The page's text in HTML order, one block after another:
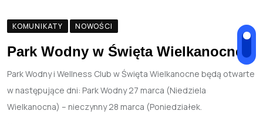
KOMUNIKATY NOWOŚCI
Park Wodny w Święta Wielkanocne
Park Wodny i Wellness Club w Święta Wielkanocne będą otwarte
w następujące dni: Park Wodny 27 marca (Niedziela
Wielkanocna) – nieczynny 28 marca (Poniedziałek.